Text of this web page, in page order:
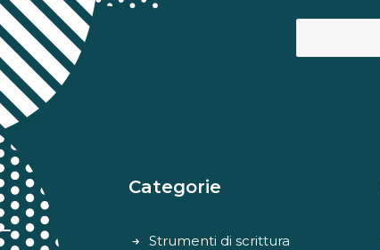
Categorie
Strumenti di scrittura